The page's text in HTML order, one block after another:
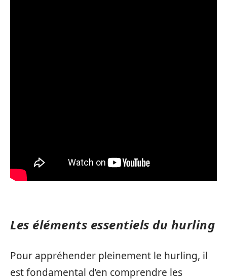
Les éléments essentiels du hurling
Pour appréhender pleinement le hurling, il
est fondamental d’en comprendre les